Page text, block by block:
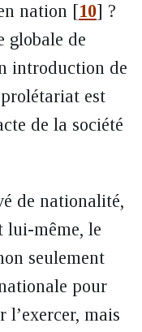
nation [10] ?
globale de
introduction de
est
de la société
de nationalité,
lui-même, le
seulement
pour
mais